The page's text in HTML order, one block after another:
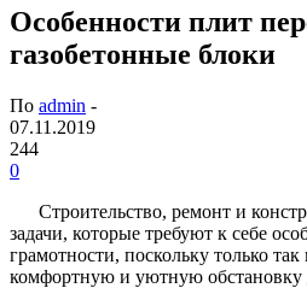
Особенности плит
газобетонные блоки
По admin -
07.11.2019
244
0
Строительство, ремонт и
задачи, которые требуют к себе
грамотности, поскольку только
комфортную и уютную обстановку